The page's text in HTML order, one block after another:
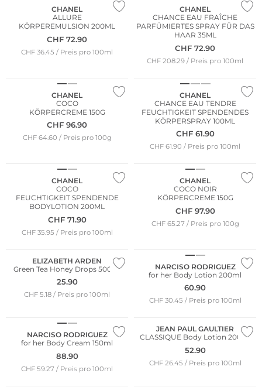
CHANEL
ALLURE
KÖRPEREMULSION 200ML
CHF 72.90
CHF 36.45 / Preis pro 100ml
CHANEL
CHANCE EAU FRAÎCHE
PARFÜMIERTES SPRAY FÜR DAS
HAAR 35ML
CHF 72.90
CHF 208.29 / Preis pro 100ml
CHANEL
COCO
KÖRPERCREME 150G
CHF 96.90
CHF 64.60 / Preis pro 100g
CHANEL
CHANCE EAU TENDRE
FEUCHTIGKEIT SPENDENDES
KÖRPERSPRAY 100ML
CHF 61.90
CHF 61.90 / Preis pro 100ml
CHANEL
COCO
FEUCHTIGKEIT SPENDENDE
BODYLOTION 200ML
CHF 71.90
CHF 35.95 / Preis pro 100ml
CHANEL
COCO NOIR
KÖRPERCREME 150G
CHF 97.90
CHF 65.27 / Preis pro 100g
ELIZABETH ARDEN
Green Tea Honey Drops 500ml
25.90
CHF 5.18 / Preis pro 100ml
NARCISO RODRIGUEZ
for her Body Lotion 200ml
60.90
CHF 30.45 / Preis pro 100ml
NARCISO RODRIGUEZ
for her Body Cream 150ml
88.90
CHF 59.27 / Preis pro 100ml
JEAN PAUL GAULTIER
CLASSIQUE Body Lotion 200ml
52.90
CHF 26.45 / Preis pro 100ml